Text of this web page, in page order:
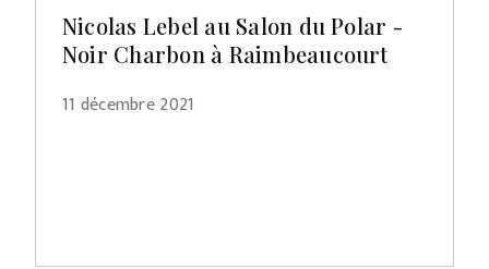
Nicolas Lebel au Salon du Polar -
Noir Charbon à Raimbeaucourt
11 décembre 2021